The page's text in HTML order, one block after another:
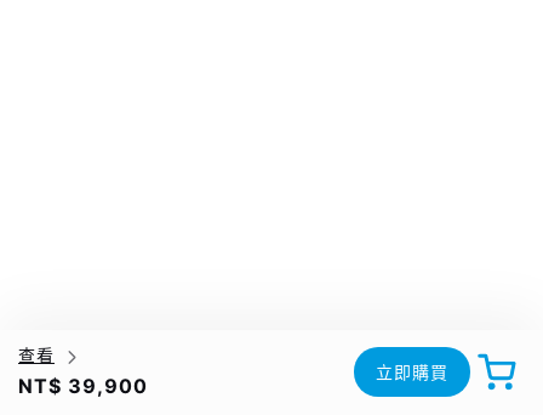
查看
NT$ 39,900
立即購買